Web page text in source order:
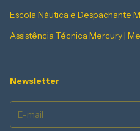
Escola Náutica e Despachante
Assistência Técnica Mercury |
Newsletter